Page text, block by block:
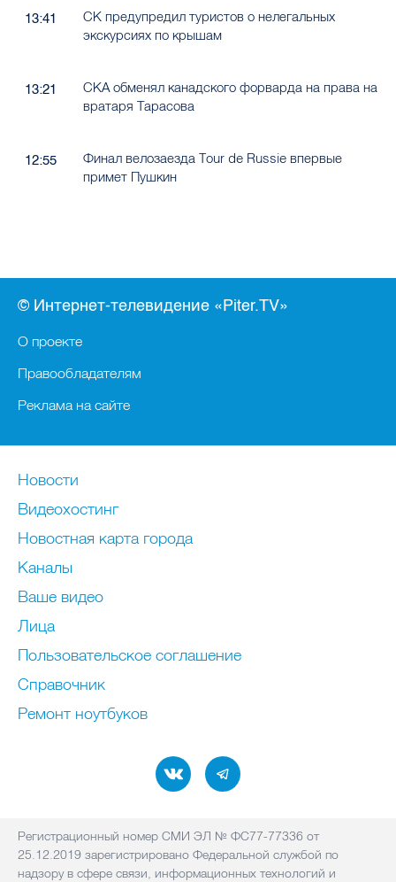
13:41
СК предупредил туристов о нелегальных
экскурсиях по крышам
13:21
СКА обменял канадского форварда на права на
вратаря Тарасова
12:55
Финал велозаезда Tour de Russie впервые
примет Пушкин
© Интернет-телевидение «Piter.TV»
О проекте
Правообладателям
Реклама на сайте
Новости
Видеохостинг
Новостная карта города
Каналы
Ваше видео
Лица
Пользовательское соглашение
Справочник
Ремонт нoутбуков
Регистрационный номер СМИ ЭЛ № ФС77-77336 от
25.12.2019 зарегистрировано Федеральной службой по
надзору в сфере связи, информационных технологий и